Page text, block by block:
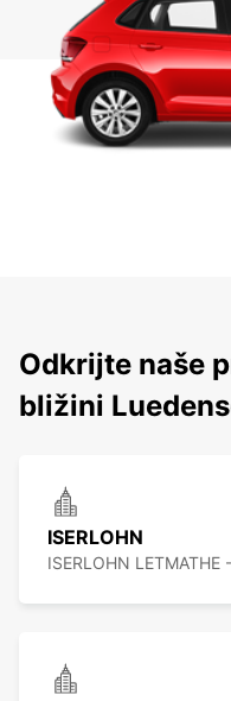
Odkrijte naše
bližini
ISERLOHN
ISERLOHN LETMATHE